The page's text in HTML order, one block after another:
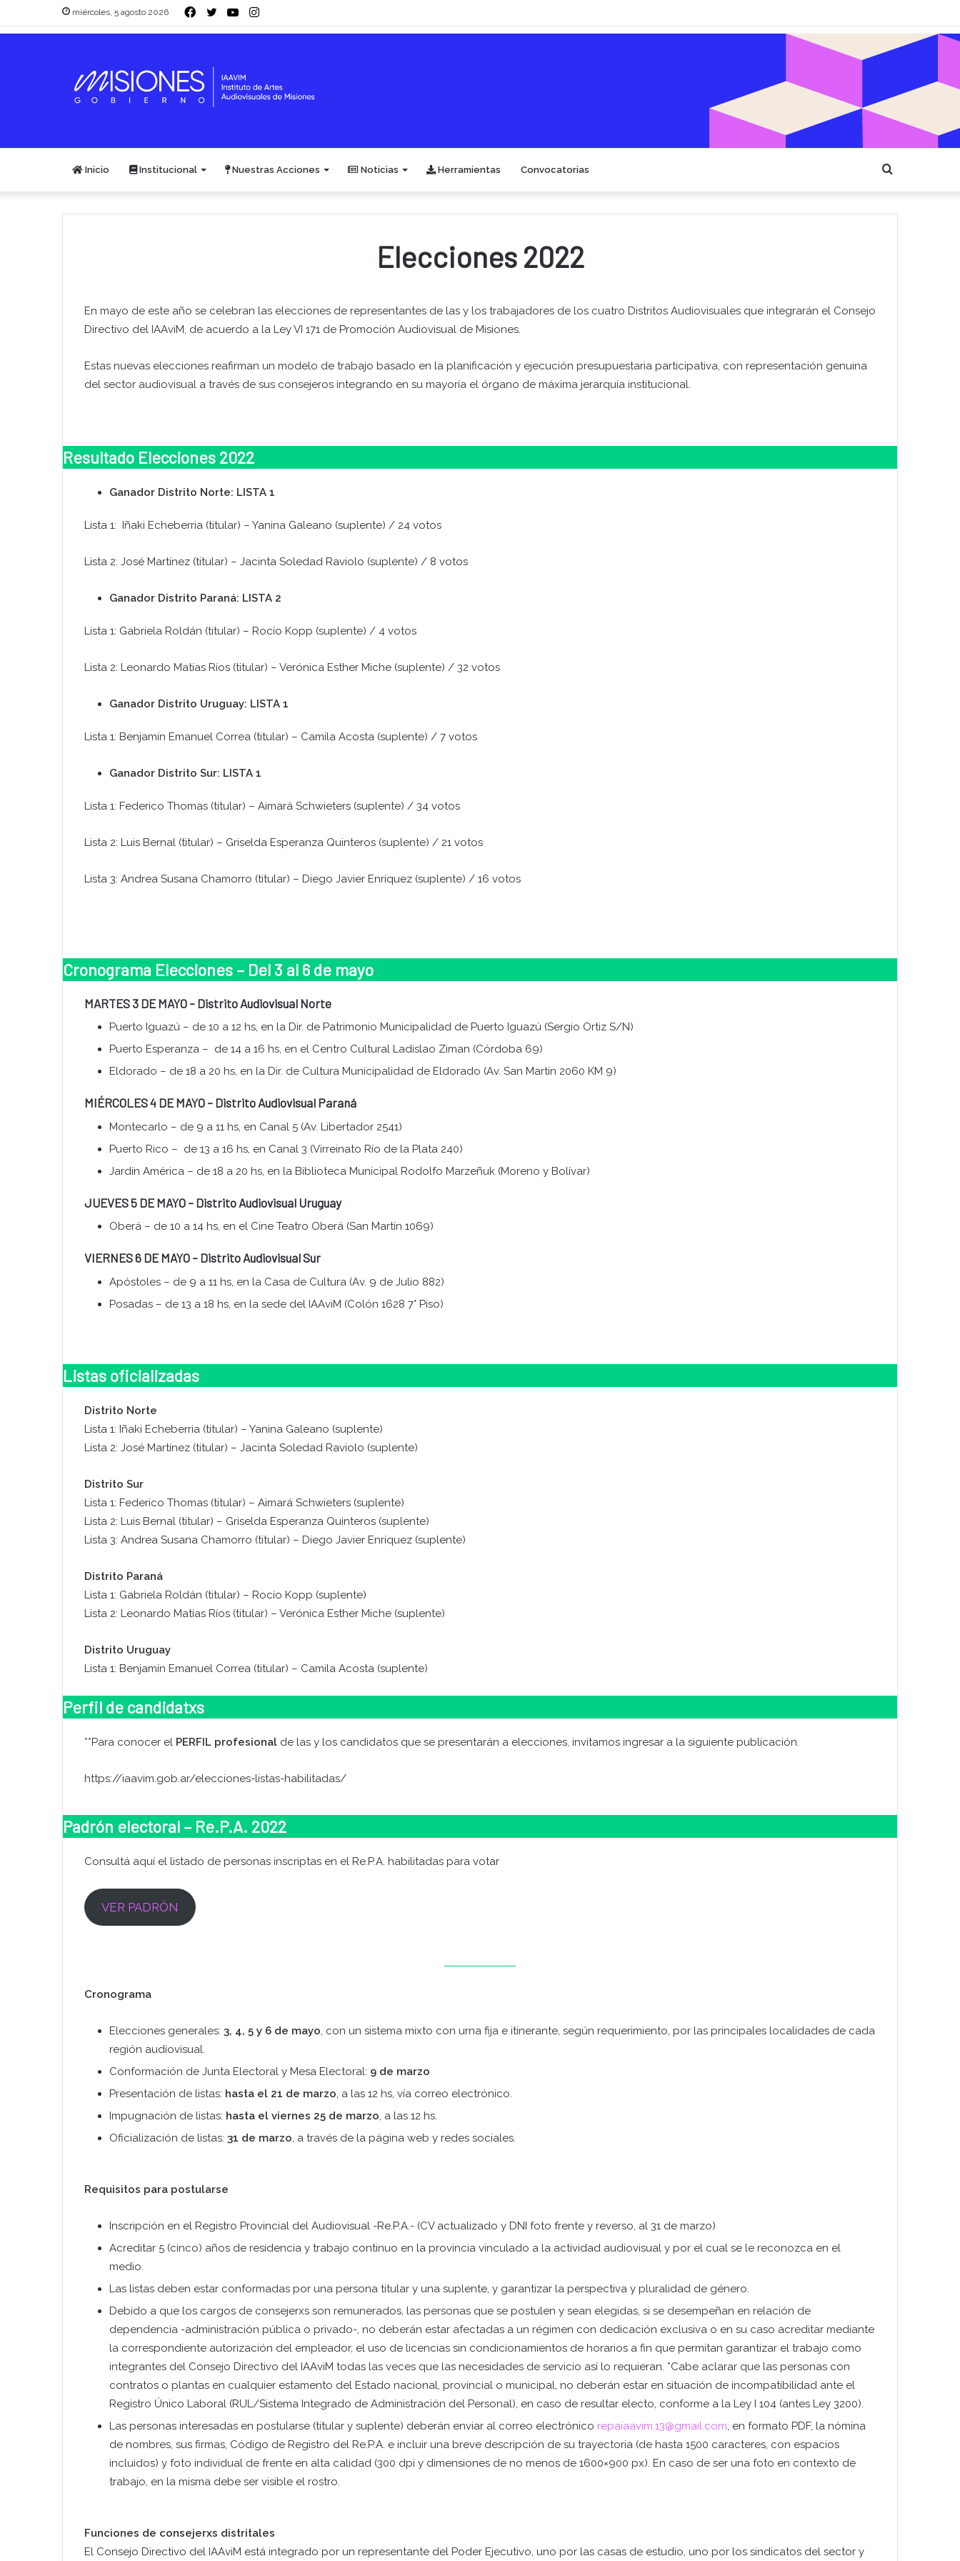
miércoles, 5 agosto 2026 Facebook
TwitterYouTubeInstagram
Inicio Institucional Nuestras Acciones Noticias Herramientas Convocatorias
Elecciones 2022
En mayo de este año se celebran las elecciones de representantes de las y los trabajadores de los cuatro Distritos Audiovisuales que integrarán el Consejo
Directivo del IAAviM, de acuerdo a la Ley VI 171 de Promoción Audiovisual de Misiones.
Estas nuevas elecciones reafirman un modelo de trabajo basado en la planificación y ejecución presupuestaria participativa, con representación genuina
del sector audiovisual a través de sus consejeros integrando en su mayoría el órgano de máxima jerarquía institucional.
Resultado Elecciones 2022
Ganador Distrito Norte: LISTA 1
Lista 1: Iñaki Echeberria (titular) – Yanina Galeano (suplente) / 24 votos
Lista 2: José Martínez (titular) – Jacinta Soledad Raviolo (suplente) / 8 votos
Ganador Distrito Paraná: LISTA 2
Lista 1: Gabriela Roldán (titular) – Rocío Kopp (suplente) / 4 votos
Lista 2: Leonardo Matías Ríos (titular) – Verónica Esther Miche (suplente) / 32 votos
Ganador Distrito Uruguay: LISTA 1
Lista 1: Benjamín Emanuel Correa (titular) – Camila Acosta (suplente) / 7 votos
Ganador Distrito Sur: LISTA 1
Lista 1: Federico Thomas (titular) – Aimará Schwieters (suplente) / 34 votos
Lista 2: Luis Bernal (titular) – Griselda Esperanza Quinteros (suplente) / 21 votos
Lista 3: Andrea Susana Chamorro (titular) – Diego Javier Enríquez (suplente) / 16 votos
Cronograma Elecciones – Del 3 al 6 de mayo
MARTES 3 DE MAYO – Distrito Audiovisual Norte
Puerto Iguazú – de 10 a 12 hs, en la Dir. de Patrimonio Municipalidad de Puerto Iguazú (Sergio Ortiz S/N)
Puerto Esperanza – de 14 a 16 hs, en el Centro Cultural Ladislao Ziman (Córdoba 69)
Eldorado – de 18 a 20 hs, en la Dir. de Cultura Municipalidad de Eldorado (Av. San Martín 2060 KM 9)
MIÉRCOLES 4 DE MAYO – Distrito Audiovisual Paraná
Montecarlo – de 9 a 11 hs, en Canal 5 (Av. Libertador 2541)
Puerto Rico – de 13 a 16 hs, en Canal 3 (Virreinato Río de la Plata 240)
Jardín América – de 18 a 20 hs, en la Biblioteca Municipal Rodolfo Marzeñuk (Moreno y Bolívar)
JUEVES 5 DE MAYO – Distrito Audiovisual Uruguay
Oberá – de 10 a 14 hs, en el Cine Teatro Oberá (San Martín 1069)
VIERNES 6 DE MAYO – Distrito Audiovisual Sur
Apóstoles – de 9 a 11 hs, en la Casa de Cultura (Av. 9 de Julio 882)
Posadas – de 13 a 18 hs, en la sede del IAAviM (Colón 1628 7° Piso)
Listas oficializadas
Distrito Norte
Lista 1: Iñaki Echeberria (titular) – Yanina Galeano (suplente)
Lista 2: José Martínez (titular) – Jacinta Soledad Raviolo (suplente)
Distrito Sur
Lista 1: Federico Thomas (titular) – Aimará Schwieters (suplente)
Lista 2: Luis Bernal (titular) – Griselda Esperanza Quinteros (suplente)
Lista 3: Andrea Susana Chamorro (titular) – Diego Javier Enríquez (suplente)
Distrito Paraná
Lista 1: Gabriela Roldán (titular) – Rocío Kopp (suplente)
Lista 2: Leonardo Matías Ríos (titular) – Verónica Esther Miche (suplente)
Distrito Uruguay
Lista 1: Benjamín Emanuel Correa (titular) – Camila Acosta (suplente)
Perfil de candidatxs
**Para conocer el PERFIL profesional de las y los candidatos que se presentarán a elecciones, invitamos ingresar a la siguiente publicación.
https://iaavim.gob.ar/elecciones-listas-habilitadas/
Padrón electoral – Re.P.A. 2022
Consultá aquí el listado de personas inscriptas en el Re.P.A. habilitadas para votar
VER PADRÓN
Cronograma
Elecciones generales: 3, 4, 5 y 6 de mayo, con un sistema mixto con urna fija e itinerante, según requerimiento, por las principales localidades de cada
región audiovisual.
Conformación de Junta Electoral y Mesa Electoral: 9 de marzo
Presentación de listas: hasta el 21 de marzo, a las 12 hs, vía correo electrónico.
Impugnación de listas: hasta el viernes 25 de marzo, a las 12 hs.
Oficialización de listas: 31 de marzo, a través de la página web y redes sociales.
Requisitos para postularse
Inscripción en el Registro Provincial del Audiovisual -Re.P.A.- (CV actualizado y DNI foto frente y reverso, al 31 de marzo)
Acreditar 5 (cinco) años de residencia y trabajo continuo en la provincia vinculado a la actividad audiovisual y por el cual se le reconozca en el
medio.
Las listas deben estar conformadas por una persona titular y una suplente, y garantizar la perspectiva y pluralidad de género.
Debido a que los cargos de consejerxs son remunerados, las personas que se postulen y sean elegidas, si se desempeñan en relación de
dependencia -administración pública o privado-, no deberán estar afectadas a un régimen con dedicación exclusiva o en su caso acreditar mediante
la correspondiente autorización del empleador, el uso de licencias sin condicionamientos de horarios a fin que permitan garantizar el trabajo como
integrantes del Consejo Directivo del IAAviM todas las veces que las necesidades de servicio así lo requieran. *Cabe aclarar que las personas con
contratos o plantas en cualquier estamento del Estado nacional, provincial o municipal, no deberán estar en situación de incompatibilidad ante el
Registro Único Laboral (RUL/Sistema Integrado de Administración del Personal), en caso de resultar electo, conforme a la Ley I 104 (antes Ley 3200).
Las personas interesadas en postularse (titular y suplente) deberán enviar al correo electrónico repaiaavim.13@gmail.com, en formato PDF, la nómina
de nombres, sus firmas, Código de Registro del Re.P.A. e incluir una breve descripción de su trayectoria (de hasta 1500 caracteres, con espacios
incluidos) y foto individual de frente en alta calidad (300 dpi y dimensiones de no menos de 1600×900 px). En caso de ser una foto en contexto de
trabajo, en la misma debe ser visible el rostro.
Funciones de consejerxs distritales
El Consejo Directivo del IAAviM está integrado por un representante del Poder Ejecutivo, uno por las casas de estudio, uno por los sindicatos del sector y